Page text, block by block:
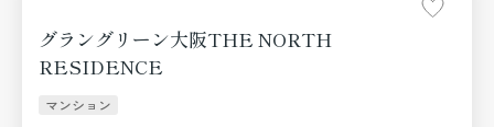
グラングリーン大阪THE NORTH
RESIDENCE
マンション